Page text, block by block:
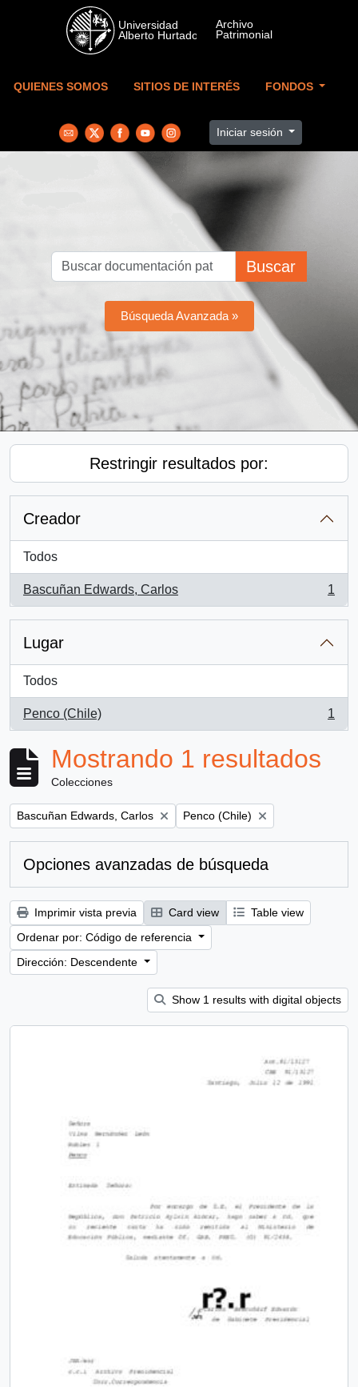
Skip to main content
QUIENES SOMOS SITIOS DE INTERÉS FONDOS
Iniciar sesión
Buscar
Búsqueda Avanzada »
Restringir resultados por:
Creador
Todos
Bascuñan Edwards, Carlos
, 1 resultados
1
Lugar
Todos
Penco (Chile)
, 1 resultados
1
Mostrando 1 resultados
Colecciones
Remove filter:
Bascuñan Edwards, Carlos Remove filter:
Penco (Chile)
Opciones avanzadas de búsqueda
Imprimir vista previa Card view
Table view
Ordenar por: Código de referencia
Dirección: Descendente
Show 1 results with digital objects